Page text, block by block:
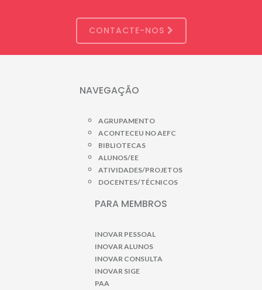
CONTACTE-NOS
NAVEGAÇÃO
AGRUPAMENTO
ACONTECEU NO AEFC
BIBLIOTECAS
ALUNOS/EE
ATIVIDADES/PROJETOS
DOCENTES/TÉCNICOS
PARA MEMBROS
INOVAR PESSOAL
INOVAR ALUNOS
INOVAR CONSULTA
INOVAR SIGE
PAA